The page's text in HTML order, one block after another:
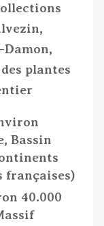
Damon,
plantes
Bassin
françaises)
40.000